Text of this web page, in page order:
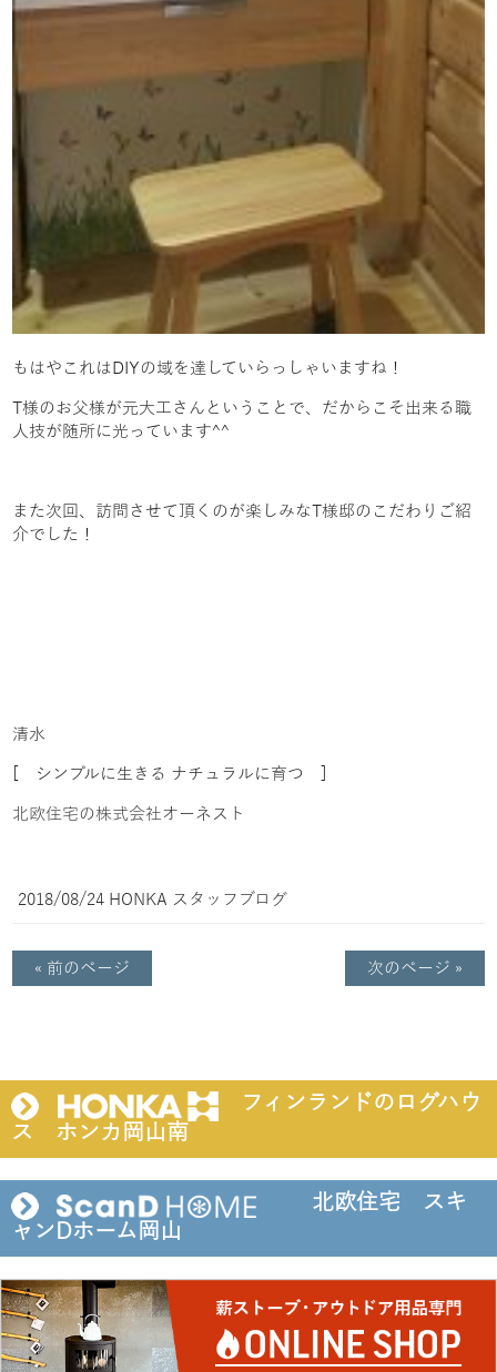
もはやこれはDIYの域を達していらっしゃいますね！
T様のお父様が元大工さんということで、だからこそ出来る職
人技が随所に光っています^^
また次回、訪問させて頂くのが楽しみなT様邸のこだわりご紹
介でした！
清水
[ シンプルに生きる ナチュラルに育つ ]
北欧住宅の株式会社オーネスト
2018/08/24 HONKA スタッフブログ
« 前のページ 次のページ »
フィンランドのログハウ
ス ホンカ岡山南
北欧住宅 スキ
ャンDホーム岡山